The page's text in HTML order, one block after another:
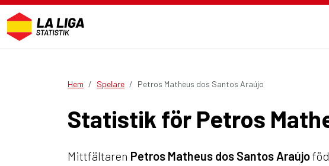
Hem Spelare Petros Matheus dos Santos Araújo
Statistik för Petros
Mittfältaren Petros Matheus dos Santos Araújo